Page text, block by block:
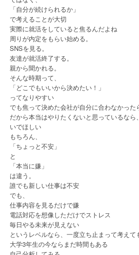
「自分が続けられるか」
で考えることが大切
実際に就活をしていると焦るんだよね
周りが内定をもらい始める。
SNSを見る。
友達が就活終了する。
親から聞かれる。
そんな時期って、
「どこでもいいから決めたい！」
ってなりやすい
でも焦って決めた会社が自分に合わなかっ
だから本当はやりたくないと思っているな
いでほしい
もちろん、
「ちょっと不安」
と
「本当に嫌」
は違う。
誰でも新しい仕事は不安
でも、
仕事内容を見るだけで嫌
電話対応を想像しただけでストレス
毎日やる未来が見えない
というレベルなら、一度立ち止まって考えて
大学3年生の今ならまだ時間もある